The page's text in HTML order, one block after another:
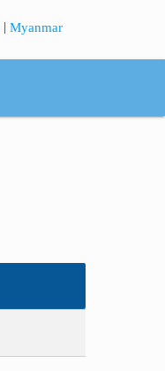
|Myanmar